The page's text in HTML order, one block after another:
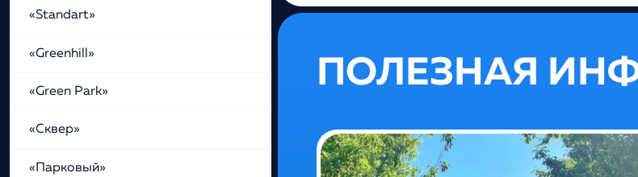
«Standart»
«Greenhill»
«Green Park»
«Сквер»
«Парковый»
ПОЛЕЗНАЯ